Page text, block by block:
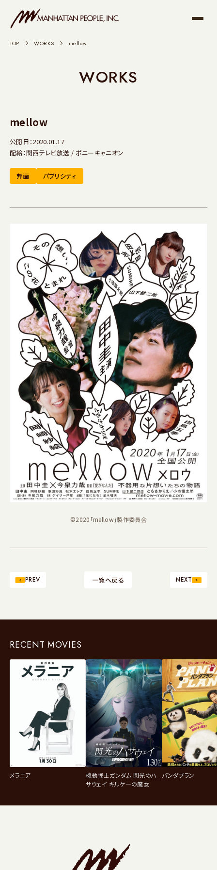
TOP > WORKS > mellow
WORKS
mellow
公開日：2020.01.17
配給：関西テレビ放送 / ポニーキャニオン
邦画 パブリシティ
©2020「mellow」製作委員会
PREV 一覧へ戻る NEXT
RECENT MOVIES
メラニア
機動戦士ガンダム 閃光のハ
サウェイ キルケ―の魔女
パンダプラン